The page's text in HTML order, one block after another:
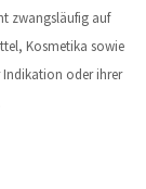
zwangsläufig auf
Kosmetika sowie
Indikation oder ihrer